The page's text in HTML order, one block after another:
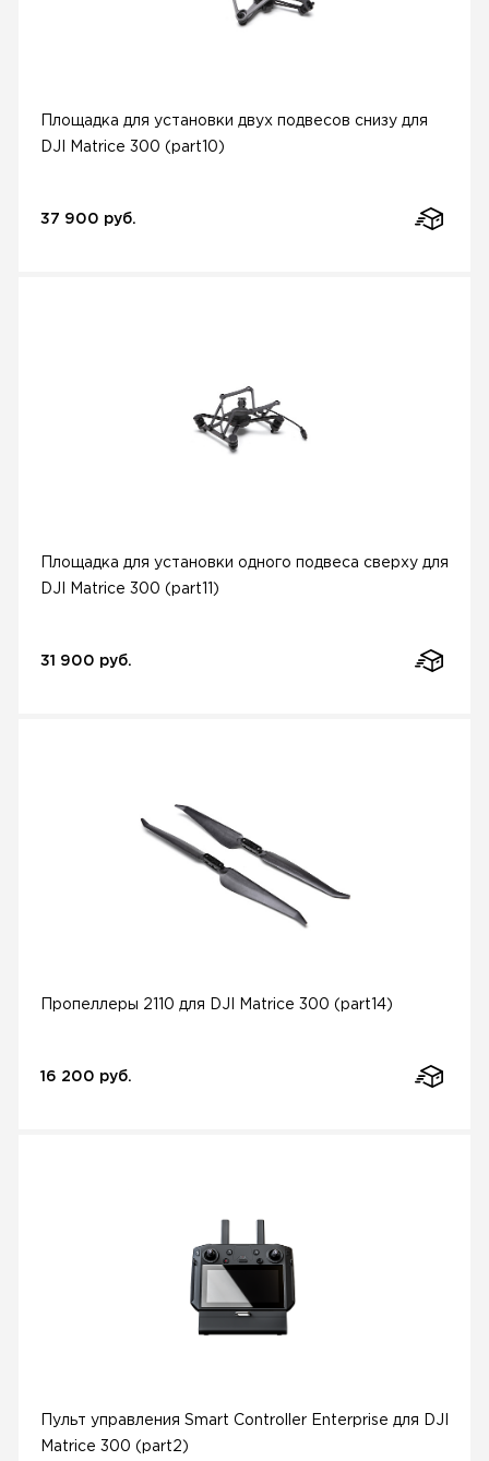
Площадка для установки двух подвесов снизу для
DJI Matrice 300 (part10)
37 900 руб.
Площадка для установки одного подвеса сверху для
DJI Matrice 300 (part11)
31 900 руб.
Пропеллеры 2110 для DJI Matrice 300 (part14)
16 200 руб.
Пульт управления Smart Controller Enterprise для DJI
Matrice 300 (part2)